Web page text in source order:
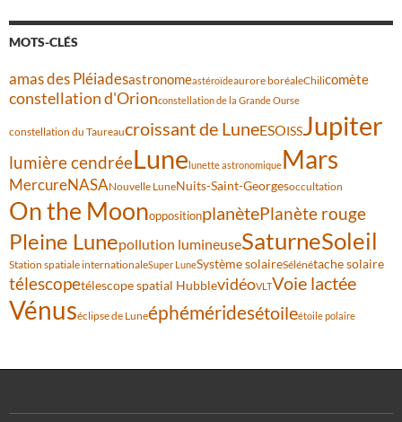
MOTS-CLÉS
amas des Pléiadesastronomeastéroïdeaurore boréaleChilicomète
constellation d'Orionconstellation de la Grande Ourse
constellation du Taureaucroissant de LuneESOISSJupiter
lumière cendréeLune lunette astronomiqueMars
MercureNASANouvelle LuneNuits-Saint-Georgesoccultation
On the MoonoppositionplanètePlanète rouge
Pleine Lunepollution lumineuseSaturneSoleil
Station spatiale internationaleSuper LuneSystème solaireSélénétache solaire
télescopetélescope spatial HubblevidéoVLTVoie lactée
Vénuséclipse de Luneéphéméridesétoileétoile polaire